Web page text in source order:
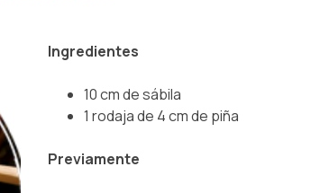
Ingredientes
10 cm de sábila
1 rodaja de 4 cm de piña
Previamente